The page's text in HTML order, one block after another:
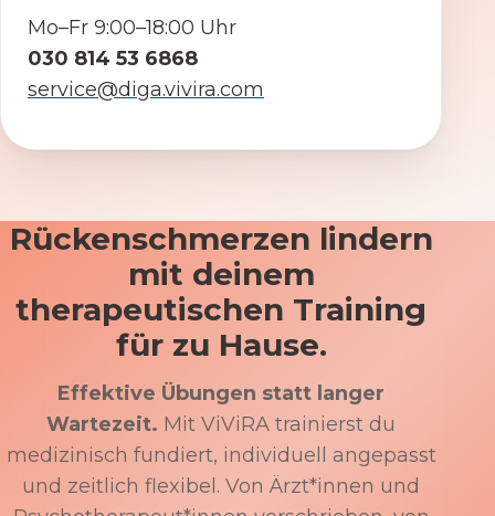
Mo–Fr 9:00–18:00 Uhr
030 814 53 6868
service@diga.vivira.com
Rückenschmerzen lindern
mit deinem
therapeutischen Training
für zu Hause.
Effektive Übungen statt langer
Wartezeit. Mit ViViRA trainierst du
medizinisch fundiert, individuell angepasst
und zeitlich flexibel. Von Ärzt*innen und